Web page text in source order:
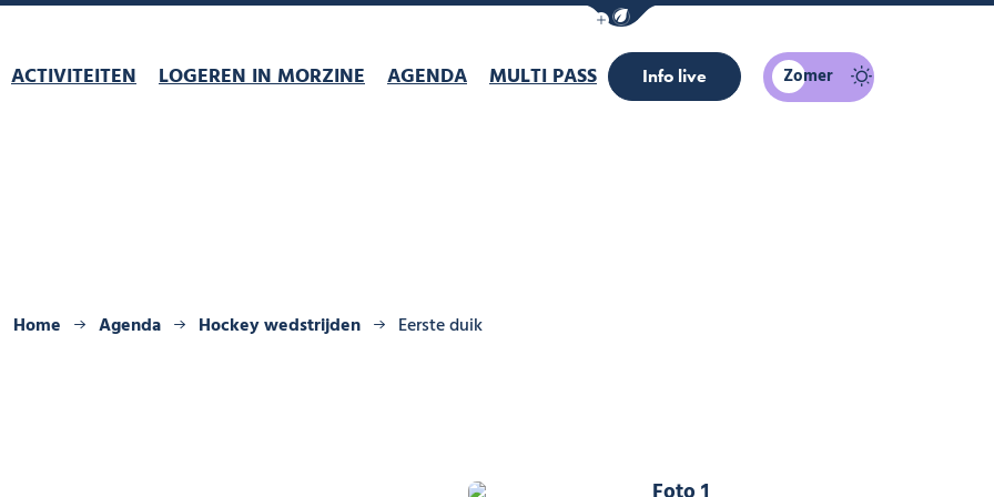
Navigatiebalk eco-modus weergeven/
ACTIVITEITEN LOGEREN IN MORZINE AGENDA MULTI PASS Info live Zomer
Home Agenda Hockey wedstrijden Eerste duik